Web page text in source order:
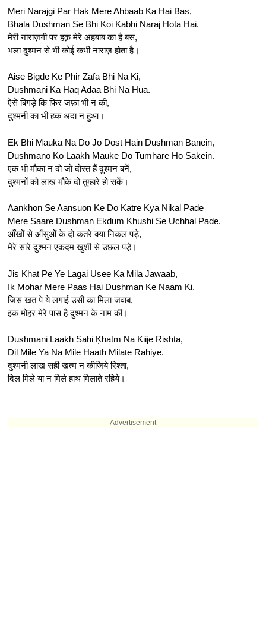
Meri Narajgi Par Hak Mere Ahbaab Ka Hai Bas,
Bhala Dushman Se Bhi Koi Kabhi Naraj Hota Hai.
मेरी नाराज़गी पर हक़ मेरे अहबाब का है बस,
भला दुश्मन से भी कोई कभी नाराज़ होता है।
Aise Bigde Ke Phir Zafa Bhi Na Ki,
Dushmani Ka Haq Adaa Bhi Na Hua.
ऐसे बिगड़े कि फिर जफ़ा भी न की,
दुश्मनी का भी हक अदा न हुआ।
Ek Bhi Mauka Na Do Jo Dost Hain Dushman Banein,
Dushmano Ko Laakh Mauke Do Tumhare Ho Sakein.
एक भी मौका न दो जो दोस्त हैं दुश्मन बनें,
दुश्मनों को लाख मौके दो तुम्हारे हो सकें।
Aankhon Se Aansuon Ke Do Katre Kya Nikal Pade
Mere Saare Dushman Ekdum Khushi Se Uchhal Pade.
आँखों से आँसुओं के दो कतरे क्या निकल पड़े,
मेरे सारे दुश्मन एकदम खुशी से उछल पडे़।
Jis Khat Pe Ye Lagai Usee Ka Mila Jawaab,
Ik Mohar Mere Paas Hai Dushman Ke Naam Ki.
जिस खत पे ये लगाई उसी का मिला जवाब,
इक मोहर मेरे पास है दुश्मन के नाम की।
Dushmani Laakh Sahi Ḳhatm Na Kiije Rishta,
Dil Mile Ya Na Mile Haath Milate Rahiye.
दुश्मनी लाख सही खत्म न कीजिये रिश्ता,
दिल मिले या न मिले हाथ मिलाते रहिये।
Advertisement